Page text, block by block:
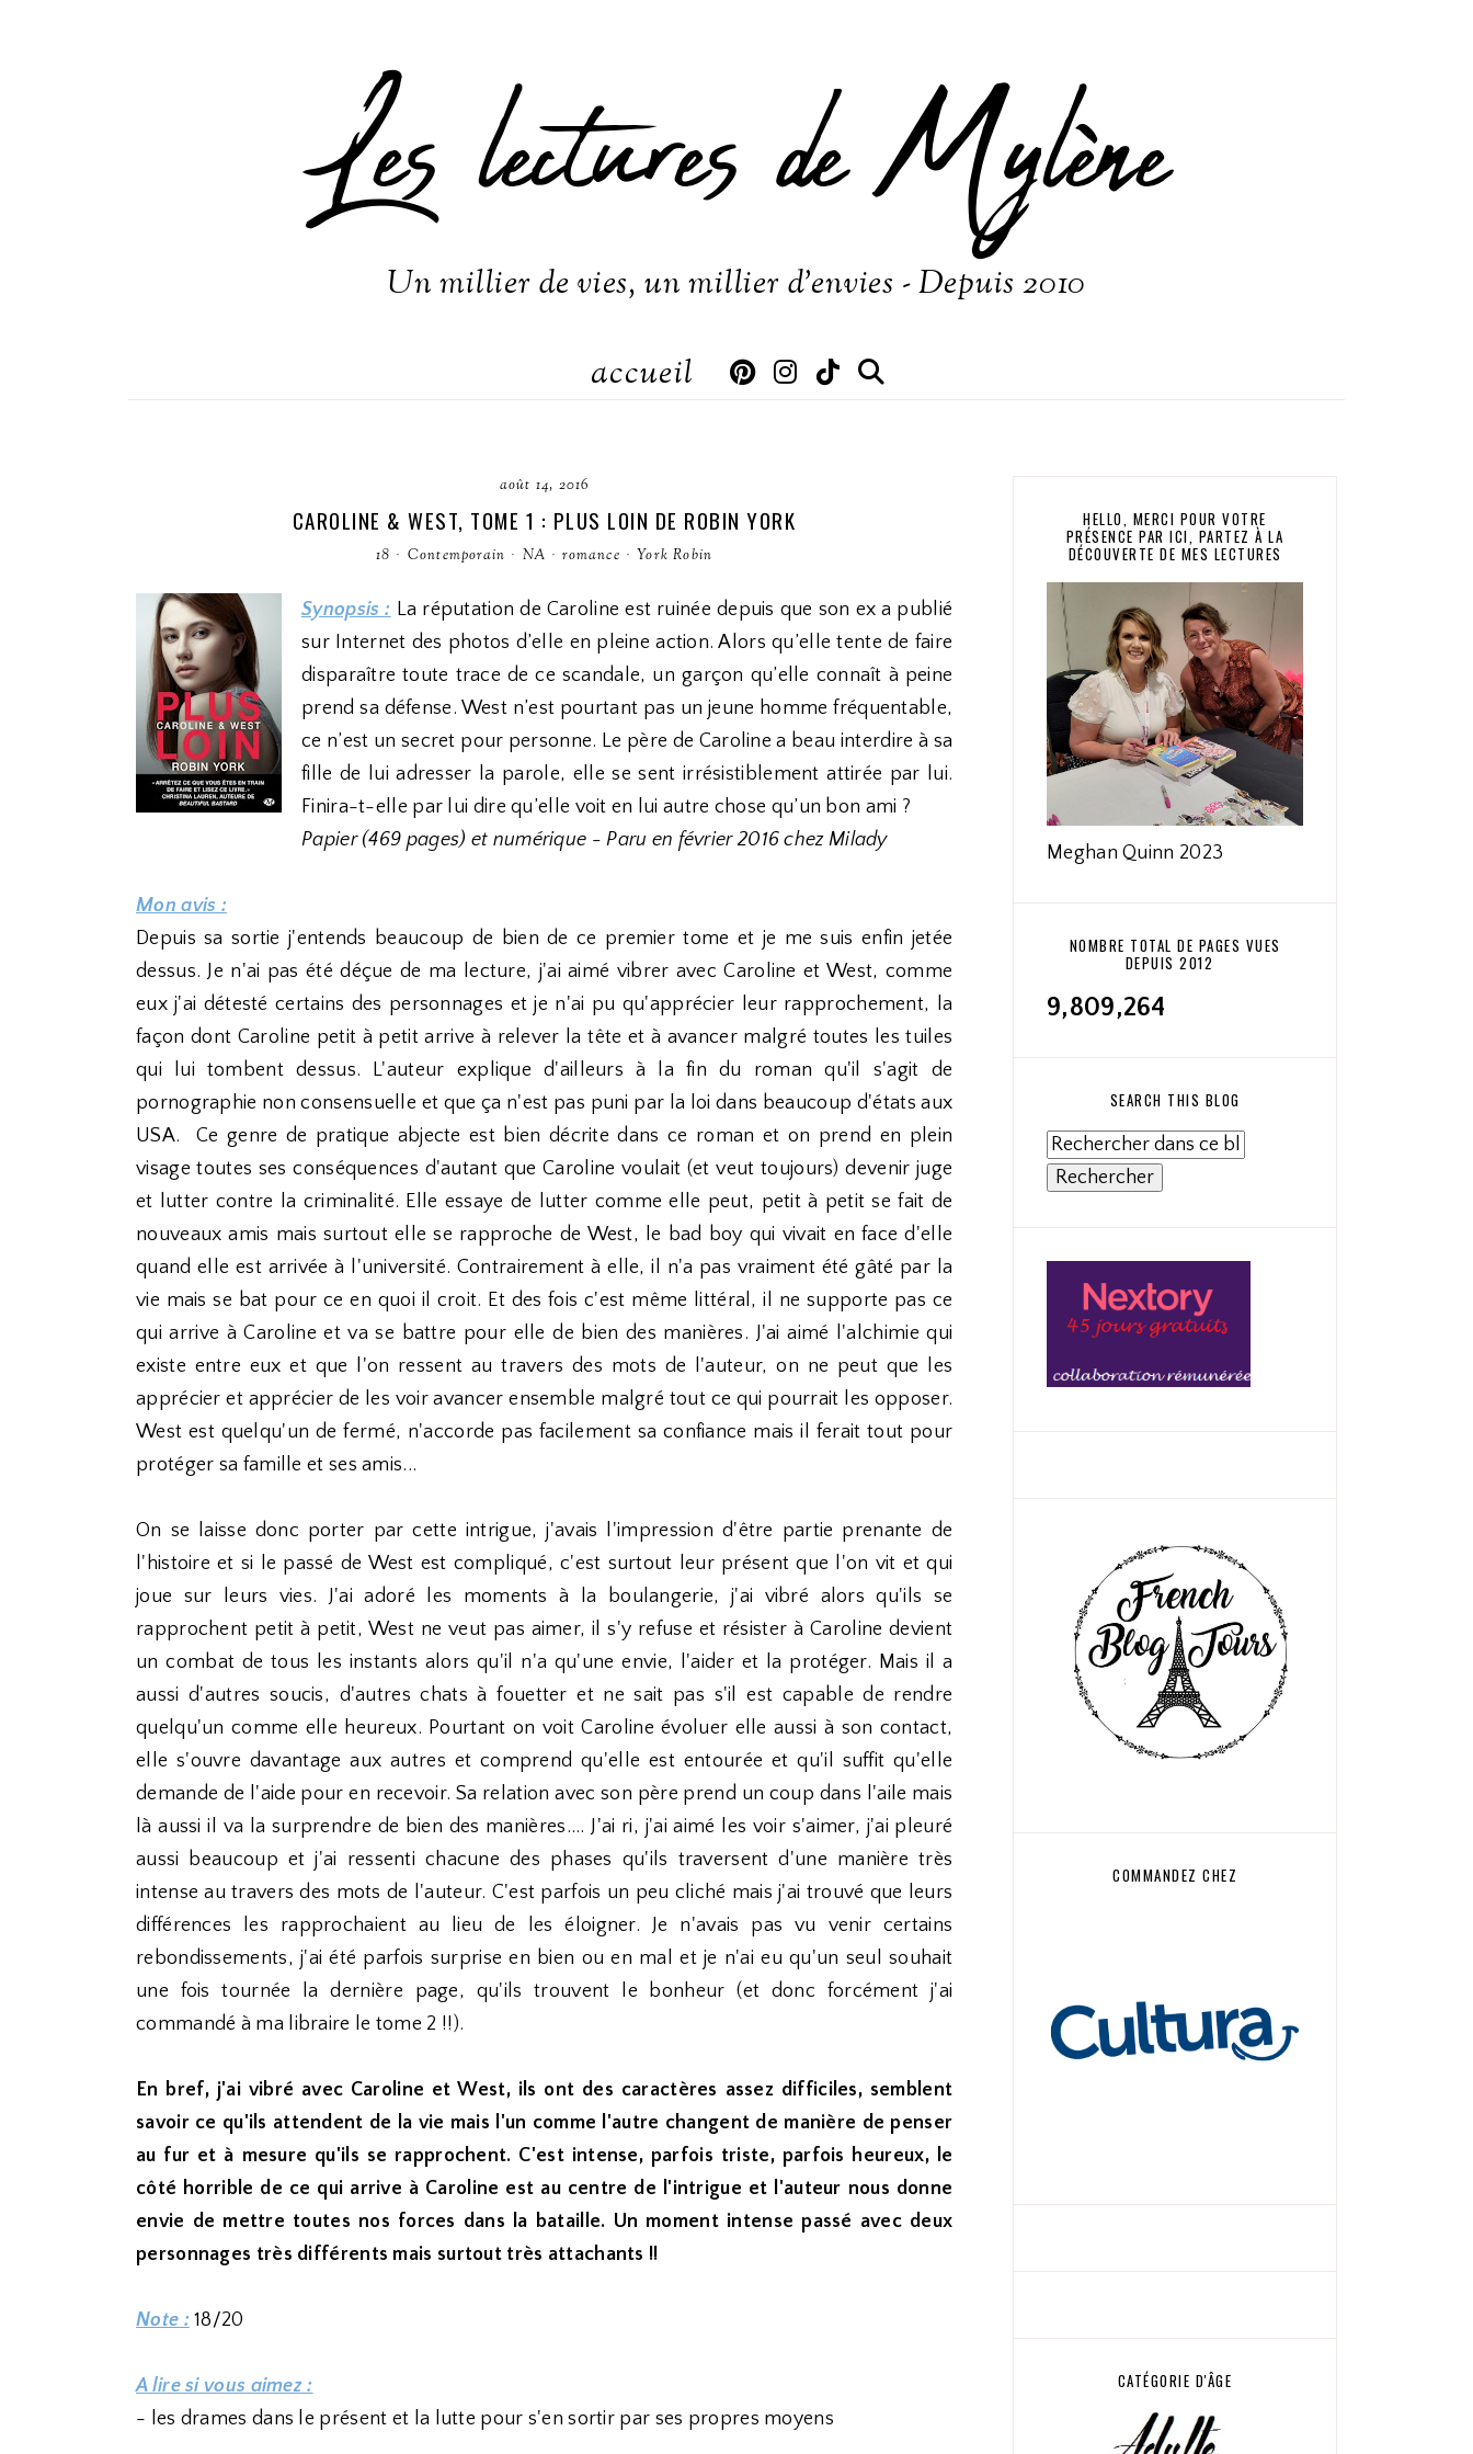
Les lectures de Mylène
Un millier de vies, un millier d'envies - Depuis 2010
accueil
août 14, 2016
CAROLINE & WEST, TOME 1 : PLUS LOIN DE ROBIN YORK
18 · Contemporain · NA · romance · York Robin
Synopsis : La réputation de Caroline est ruinée depuis que son ex a publié
sur Internet des photos d’elle en pleine action. Alors qu’elle tente de faire
disparaître toute trace de ce scandale, un garçon qu’elle connaît à peine
prend sa défense. West n’est pourtant pas un jeune homme fréquentable,
ce n’est un secret pour personne. Le père de Caroline a beau interdire à sa
fille de lui adresser la parole, elle se sent irrésistiblement attirée par lui.
Finira-t-elle par lui dire qu’elle voit en lui autre chose qu’un bon ami ?
Papier (469 pages) et numérique - Paru en février 2016 chez Milady
Mon avis :
Depuis sa sortie j'entends beaucoup de bien de ce premier tome et je me suis enfin jetée
dessus. Je n'ai pas été déçue de ma lecture, j'ai aimé vibrer avec Caroline et West, comme
eux j'ai détesté certains des personnages et je n'ai pu qu'apprécier leur rapprochement, la
façon dont Caroline petit à petit arrive à relever la tête et à avancer malgré toutes les tuiles
qui lui tombent dessus. L'auteur explique d'ailleurs à la fin du roman qu'il s'agit de
pornographie non consensuelle et que ça n'est pas puni par la loi dans beaucoup d'états aux
USA. Ce genre de pratique abjecte est bien décrite dans ce roman et on prend en plein
visage toutes ses conséquences d'autant que Caroline voulait (et veut toujours) devenir juge
et lutter contre la criminalité. Elle essaye de lutter comme elle peut, petit à petit se fait de
nouveaux amis mais surtout elle se rapproche de West, le bad boy qui vivait en face d'elle
quand elle est arrivée à l'université. Contrairement à elle, il n'a pas vraiment été gâté par la
vie mais se bat pour ce en quoi il croit. Et des fois c'est même littéral, il ne supporte pas ce
qui arrive à Caroline et va se battre pour elle de bien des manières. J'ai aimé l'alchimie qui
existe entre eux et que l'on ressent au travers des mots de l'auteur, on ne peut que les
apprécier et apprécier de les voir avancer ensemble malgré tout ce qui pourrait les opposer.
West est quelqu'un de fermé, n'accorde pas facilement sa confiance mais il ferait tout pour
protéger sa famille et ses amis...
On se laisse donc porter par cette intrigue, j'avais l'impression d'être partie prenante de
l'histoire et si le passé de West est compliqué, c'est surtout leur présent que l'on vit et qui
joue sur leurs vies. J'ai adoré les moments à la boulangerie, j'ai vibré alors qu'ils se
rapprochent petit à petit, West ne veut pas aimer, il s'y refuse et résister à Caroline devient
un combat de tous les instants alors qu'il n'a qu'une envie, l'aider et la protéger. Mais il a
aussi d'autres soucis, d'autres chats à fouetter et ne sait pas s'il est capable de rendre
quelqu'un comme elle heureux. Pourtant on voit Caroline évoluer elle aussi à son contact,
elle s'ouvre davantage aux autres et comprend qu'elle est entourée et qu'il suffit qu'elle
demande de l'aide pour en recevoir. Sa relation avec son père prend un coup dans l'aile mais
là aussi il va la surprendre de bien des manières.... J'ai ri, j'ai aimé les voir s'aimer, j'ai pleuré
aussi beaucoup et j'ai ressenti chacune des phases qu'ils traversent d'une manière très
intense au travers des mots de l'auteur. C'est parfois un peu cliché mais j'ai trouvé que leurs
différences les rapprochaient au lieu de les éloigner. Je n'avais pas vu venir certains
rebondissements, j'ai été parfois surprise en bien ou en mal et je n'ai eu qu'un seul souhait
une fois tournée la dernière page, qu'ils trouvent le bonheur (et donc forcément j'ai
commandé à ma libraire le tome 2 !!).
En bref, j'ai vibré avec Caroline et West, ils ont des caractères assez difficiles, semblent
savoir ce qu'ils attendent de la vie mais l'un comme l'autre changent de manière de penser
au fur et à mesure qu'ils se rapprochent. C'est intense, parfois triste, parfois heureux, le
côté horrible de ce qui arrive à Caroline est au centre de l'intrigue et l'auteur nous donne
envie de mettre toutes nos forces dans la bataille. Un moment intense passé avec deux
personnages très différents mais surtout très attachants !!
Note : 18/20
A lire si vous aimez :
- les drames dans le présent et la lutte pour s'en sortir par ses propres moyens
HELLO, MERCI POUR VOTRE
PRÉSENCE PAR ICI, PARTEZ À LA
DÉCOUVERTE DE MES LECTURES
Meghan Quinn 2023
NOMBRE TOTAL DE PAGES VUES
DEPUIS 2012
9,809,264
SEARCH THIS BLOG
COMMANDEZ CHEZ
CATÉGORIE D'ÂGE